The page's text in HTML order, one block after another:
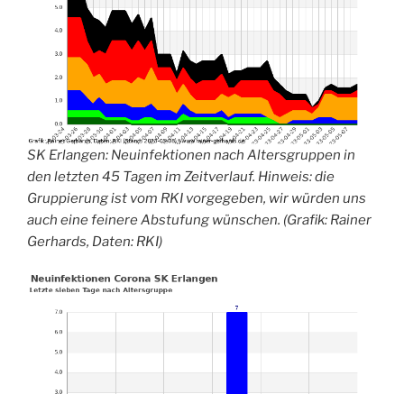
SK Erlangen: Neuinfektionen nach Altersgruppen in
den letzten 45 Tagen im Zeitverlauf. Hinweis: die
Gruppierung ist vom RKI vorgegeben, wir würden uns
auch eine feinere Abstufung wünschen. (Grafik: Rainer
Gerhards, Daten: RKI)